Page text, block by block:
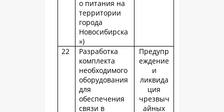
о питания на
территории
города
Новосибирска
»)
22
Разработка
комплекта
необходимого
оборудования
для
обеспечения
связи в
Предупр
еждение
и
ликвида
ция
чрезвыч
айных